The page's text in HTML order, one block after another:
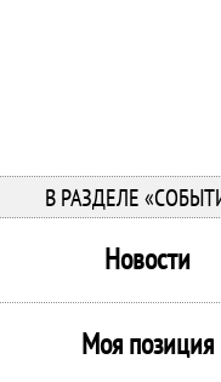
В РАЗДЕЛЕ
Новости
Моя позиция